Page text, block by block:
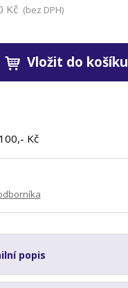
Kč (bez DPH)
Vložit do košíku
Kč
popis